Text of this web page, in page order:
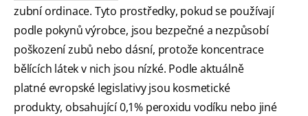
zubní ordinace. Tyto prostředky, pokud se používají
podle pokynů výrobce, jsou bezpečné a nezpůsobí
poškození zubů nebo dásní, protože koncentrace
bělících látek v nich jsou nízké. Podle aktuálně
platné evropské legislativy jsou kosmetické
produkty, obsahující 0,1% peroxidu vodíku nebo jiné